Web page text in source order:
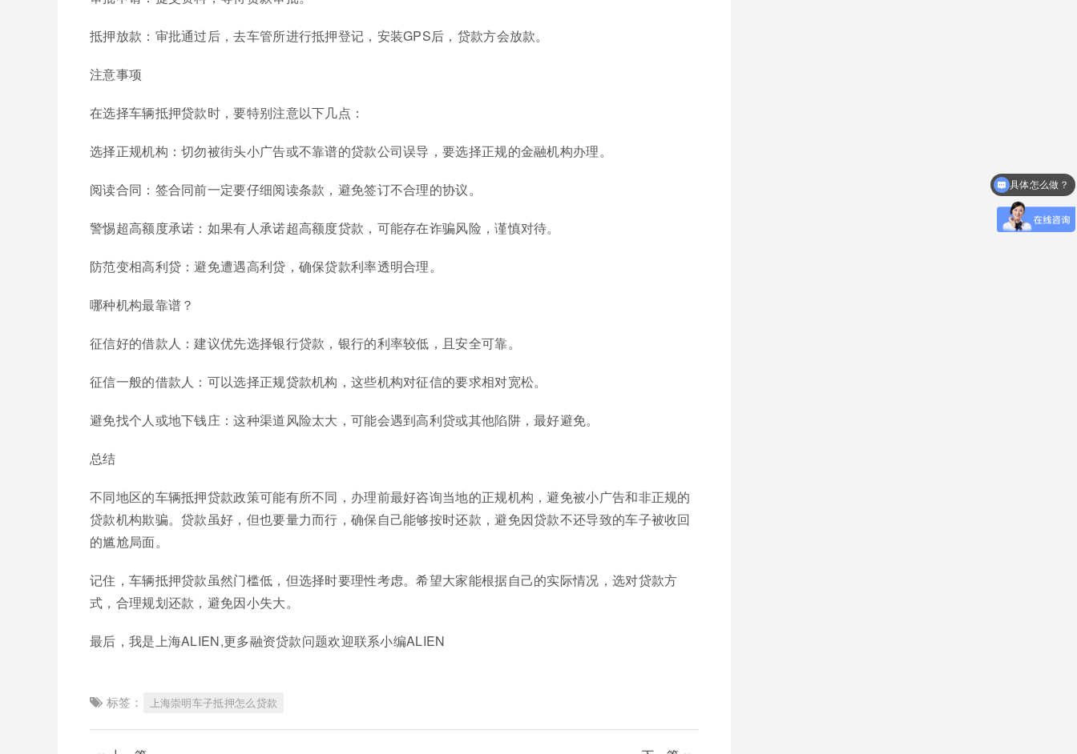
抵押放款：审批通过后，去车管所进行抵押登记，安装GPS后，贷款方会放款。
注意事项
在选择车辆抵押贷款时，要特别注意以下几点：
选择正规机构：切勿被街头小广告或不靠谱的贷款公司误导，要选择正规的金融机构办理。
阅读合同：签合同前一定要仔细阅读条款，避免签订不合理的协议。
警惕超高额度承诺：如果有人承诺超高额度贷款，可能存在诈骗风险，谨慎对待。
防范变相高利贷：避免遭遇高利贷，确保贷款利率透明合理。
哪种机构最靠谱？
征信好的借款人：建议优先选择银行贷款，银行的利率较低，且安全可靠。
征信一般的借款人：可以选择正规贷款机构，这些机构对征信的要求相对宽松。
避免找个人或地下钱庄：这种渠道风险太大，可能会遇到高利贷或其他陷阱，最好避免。
总结
不同地区的车辆抵押贷款政策可能有所不同，办理前最好咨询当地的正规机构，避免被小广告和非正规的
贷款机构欺骗。贷款虽好，但也要量力而行，确保自己能够按时还款，避免因贷款不还导致的车子被收回
的尴尬局面。
记住，车辆抵押贷款虽然门槛低，但选择时要理性考虑。希望大家能根据自己的实际情况，选对贷款方
式，合理规划还款，避免因小失大。
最后，我是上海ALIEN,更多融资贷款问题欢迎联系小编ALIEN️️️
标签： 上海崇明车子抵押怎么贷款
什么时候放款？
具体怎么做？